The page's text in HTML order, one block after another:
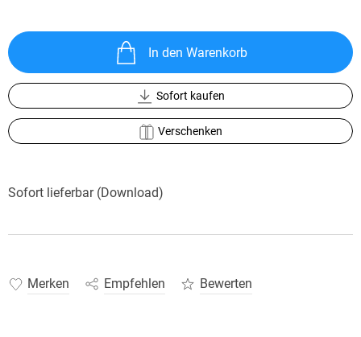
In den Warenkorb
Sofort kaufen
Verschenken
Sofort lieferbar (Download)
Merken Empfehlen Bewerten